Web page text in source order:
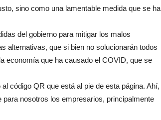
sino como una lamentable medida que se ha
del gobierno para mitigar los malos
alternativas, que si bien no solucionarán todos
economía que ha causado el COVID, que se
código QR que está al pie de esta página. Ahí,
nosotros los empresarios, principalmente